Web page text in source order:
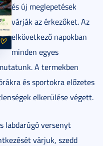
és új meglepetések
várják az érkezőket. Az
elkövetkező napokban
minden egyes
A termekben
és sportokra előzetes
elkerülése végett.
labdarúgó versenyt
várjuk, szedd